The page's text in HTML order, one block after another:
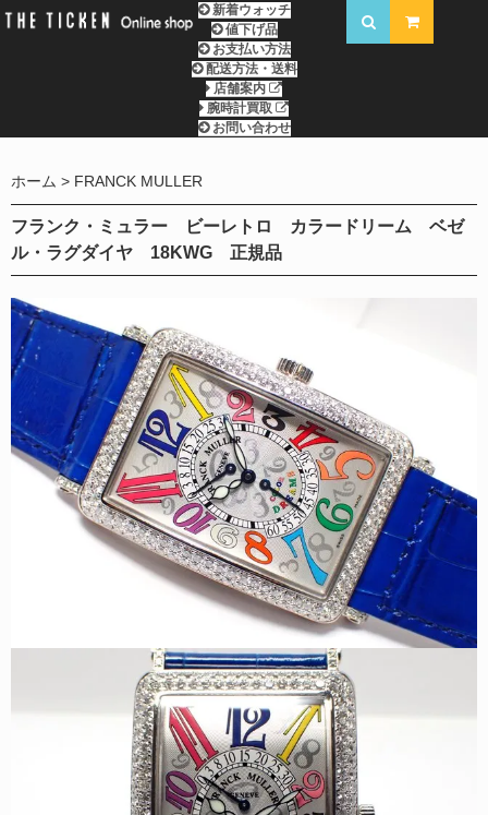
新着ウォッチ
値下げ品
お支払い方法
配送方法・送料
店舗案内
腕時計買取
お問い合わせ
ホーム FRANCK MULLER
フランク・ミュラー ビーレトロ カラードリーム ベゼ
ル・ラグダイヤ 18KWG 正規品